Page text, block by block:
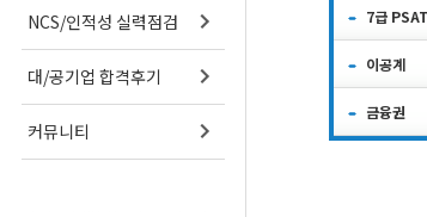
NCS/인적성 실력점검
대/공기업 합격후기
커뮤니티
7급 PSAT
이공계
금융권